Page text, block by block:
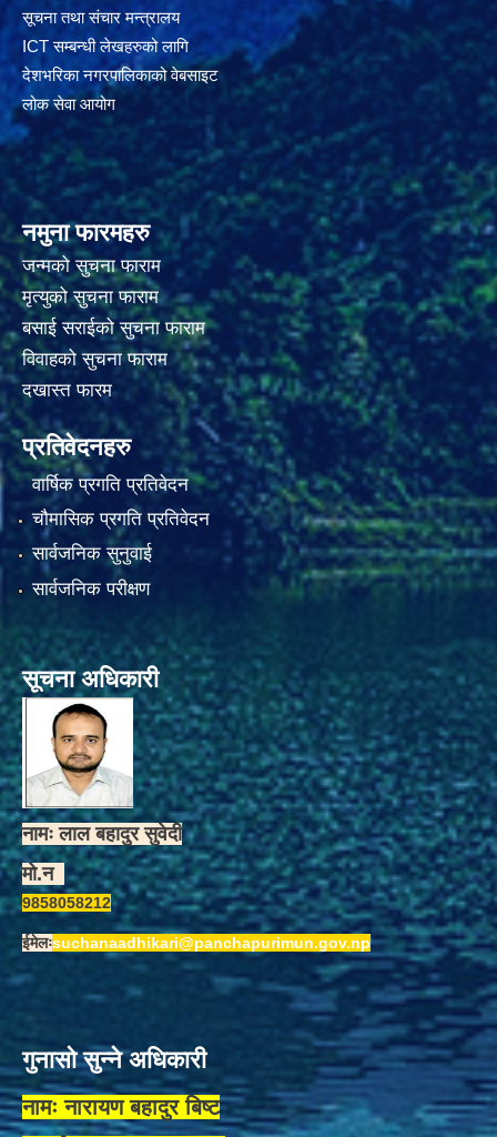
सूचना तथा संचार मन्त्रालय
ICT सम्बन्धी लेखहरुको लागि
देशभरिका नगरपालिकाको वेबसाइट
लोक सेवा आयोग
नमुना फारमहरु
जन्मको सुचना फाराम
मृत्युको सुचना फाराम
बसाई सराईको सुचना फाराम
विवाहको सुचना फाराम
दखास्त फारम
प्रतिवेदनहरु
वार्षिक प्रगति प्रतिवेदन
चौमासिक प्रगति प्रतिवेदन
सार्वजनिक सुनुवाई
सार्वजनिक परीक्षण
सूचना अधिकारी
नामः लाल बहादुर सुवेदी
मो.न
9858058212
ईमेलःsuchanaadhikari@panchapurimun.gov.np
गुनासो सुन्ने अधिकारी
नामः नारायण बहादुर बिष्ट